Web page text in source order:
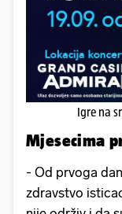
Igre na
Mjesecima
- Od prvoga
zdravstvo